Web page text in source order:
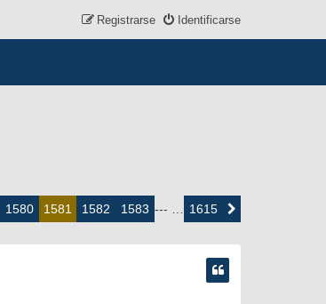
Identificarse
Registrarse
1580 1581 1582 1583 --- … 1615Siguiente